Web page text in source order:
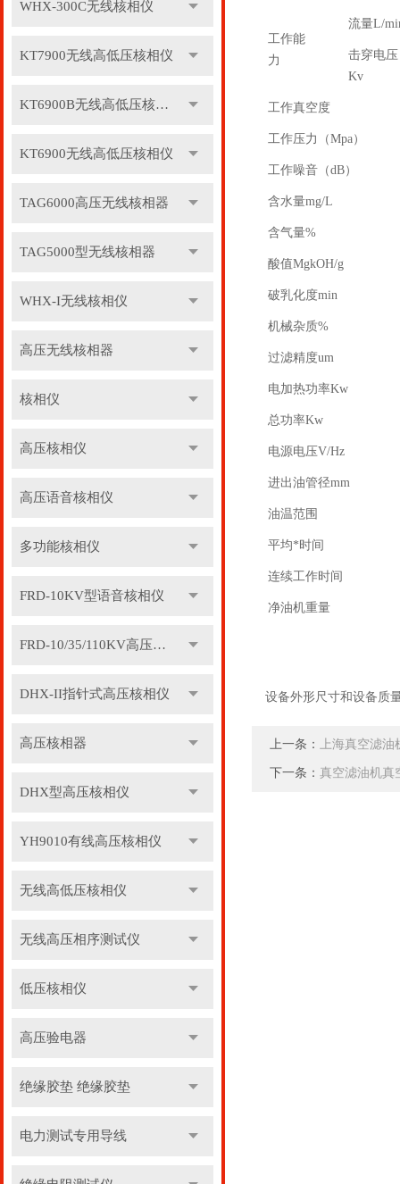
WHX-300C无线核相仪
KT7900无线高低压核相仪
KT6900B无线高低压核相仪
KT6900无线高低压核相仪
TAG6000高压无线核相器
TAG5000型无线核相器
WHX-I无线核相仪
高压无线核相器
核相仪
高压核相仪
高压语音核相仪
多功能核相仪
FRD-10KV型语音核相仪
FRD-10/35/110KV高压语音核相器
DHX-II指针式高压核相仪
高压核相器
DHX型高压核相仪
YH9010有线高压核相仪
无线高低压核相仪
无线高压相序测试仪
低压核相仪
高压验电器
绝缘胶垫 绝缘胶垫
电力测试专用导线
工作能
力
流量L/
击穿电压
Kv
工作真空度
工作压力（Mpa）
工作噪音（dB）
含水量mg/L
含气量%
酸值MgkOH/g
破乳化度min
机械杂质%
过滤精度um
电加热功率Kw
总功率Kw
电源电压V/Hz
进出油管径mm
油温范围
平均*时间
连续工作时间
净油机重量
设备外形尺寸和设备质
上一条： 上海真空滤
下一条： 真空滤油机真